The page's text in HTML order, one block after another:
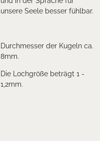
unsere Seele besser fühlbar.
Durchmesser der Kugeln ca.
8mm.
Die Lochgröße beträgt 1 -
1,2mm.